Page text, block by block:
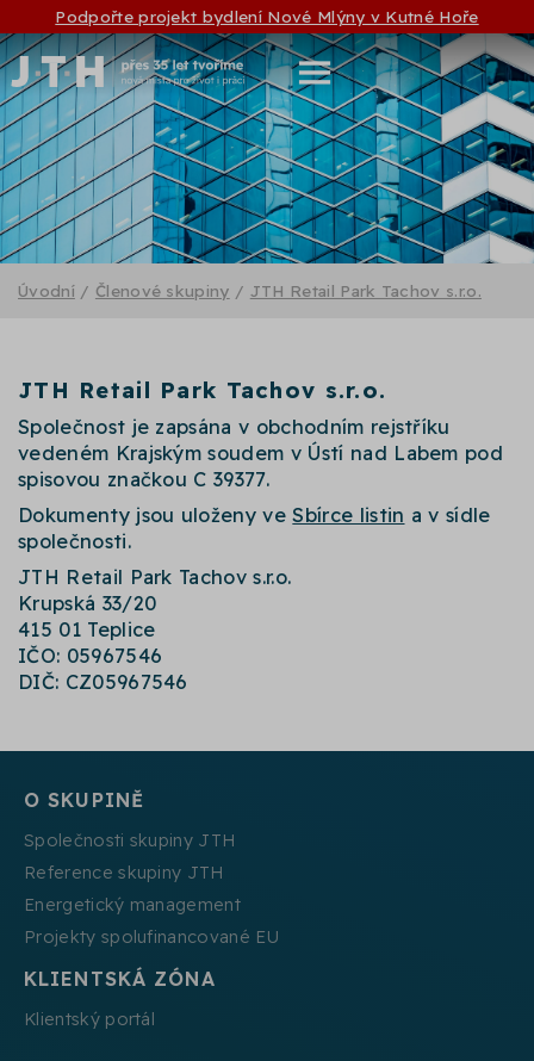
Podpořte projekt bydlení Nové Mlýny v Kutné Hoře
Úvodní / Členové skupiny / JTH Retail Park Tachov s.r.o.
JTH Retail Park Tachov s.r.o.
Společnost je zapsána v obchodním rejstříku
vedeném Krajským soudem v Ústí nad Labem pod
spisovou značkou C 39377.
Dokumenty jsou uloženy veSbírce listin a v sídle
společnosti.
JTH Retail Park Tachov s.r.o.
Krupská 33/20
415 01 Teplice
IČO: 05967546
DIČ: CZ05967546
O SKUPINĚ
Společnosti skupiny JTH
Reference skupiny JTH
Energetický management
Projekty spolufinancované EU
KLIENTSKÁ ZÓNA
Klientský portál